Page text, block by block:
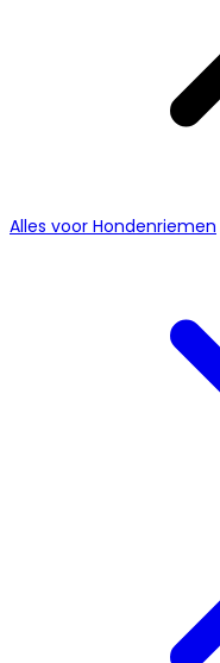
Alles voor Hondenriemen